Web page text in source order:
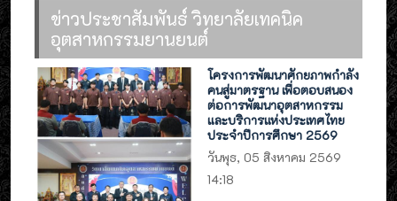
ข่าวประชาสัมพันธ์ วิทยาลัยเทคนิค
อุตสาหกรรมยานยนต์
โครงการพัฒนาศักยภาพกำลัง
คนสู่มาตรฐาน เพื่อตอบสนอง
ต่อการพัฒนาอุตสาหกรรม
และบริการแห่งประเทศไทย
ประจำปีการศึกษา 2569
วันพุธ, 05 สิงหาคม 2569
14:18